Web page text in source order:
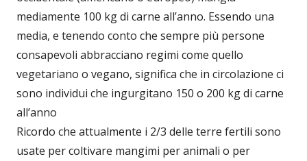
mediamente 100 kg di carne all’anno. Essendo una
media, e tenendo conto che sempre più persone
consapevoli abbracciano regimi come quello
vegetariano o vegano, significa che in circolazione ci
sono individui che ingurgitano 150 o 200 kg di carne
all’anno
Ricordo che attualmente i 2/3 delle terre fertili sono
usate per coltivare mangimi per animali o per